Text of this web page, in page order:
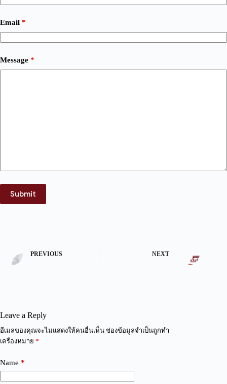
Email *
Message *
PREVIOUS NEXT
Leave a Reply
อีเมลของคุณจะไม่แสดงให้คนอื่นเห็น ช่องข้อมูลจำเป็นถูกทำ
เครื่องหมาย *
Name *
A
l
r